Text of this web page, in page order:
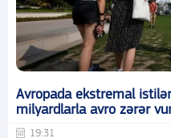
Avropada ekstremal
milyardlarla avro zərər
19:31